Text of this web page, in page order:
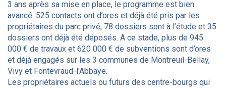
3 ans après sa mise en place, le programme est bien
avancé. 525 contacts ont d’ores et déjà été pris par les
propriétaires du parc privé, 78 dossiers sont à l’étude et 35
dossiers ont déjà été déposés. A ce stade, plus de 945
000 € de travaux et 620 000 € de subventions sont d’ores
et déjà engagés sur les 3 communes de Montreuil-Bellay,
Vivy et Fontevraud-l'Abbaye.
Les propriétaires actuels ou futurs des centre-bourgs qui